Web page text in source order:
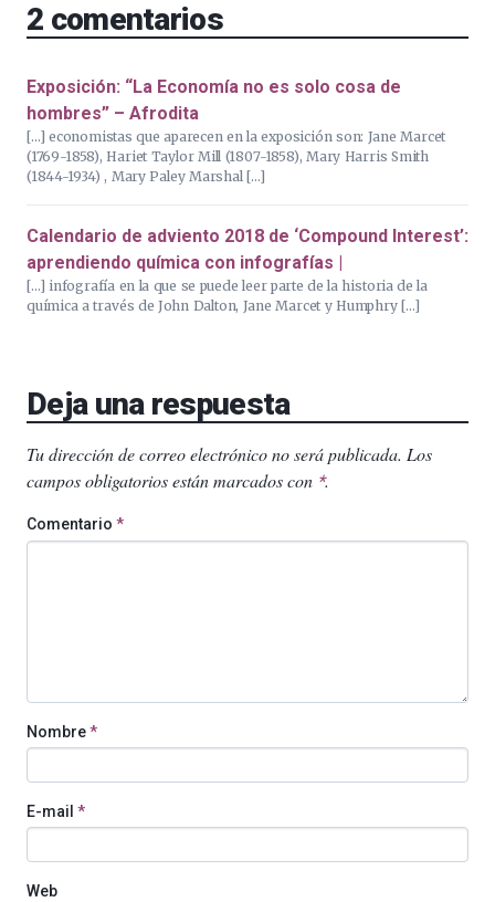
2 comentarios
Exposición: “La Economía no es solo cosa de
hombres” – Afrodita
[…] economistas que aparecen en la exposición son: Jane Marcet
(1769-1858), Hariet Taylor Mill (1807-1858), Mary Harris Smith
(1844-1934) , Mary Paley Marshal […]
Calendario de adviento 2018 de ‘Compound Interest’:
aprendiendo química con infografías |
[…] infografía en la que se puede leer parte de la historia de la
química a través de John Dalton, Jane Marcet y Humphry […]
Deja una respuesta
Tu dirección de correo electrónico no será publicada. Los
campos obligatorios están marcados con *.
Comentario *
Nombre*
E-mail *
Web